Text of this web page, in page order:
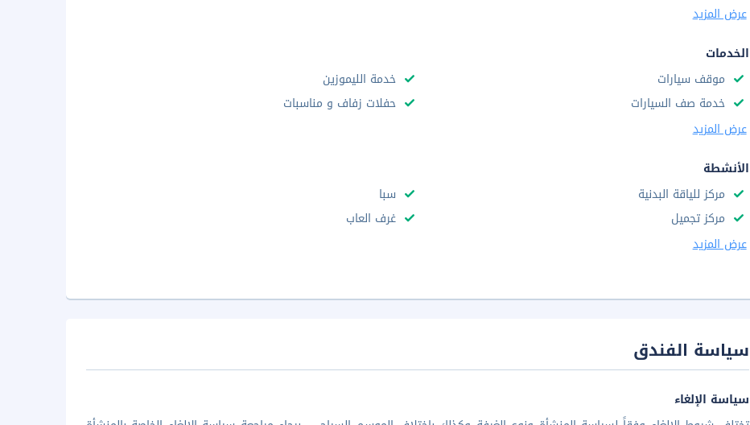
عرض المزيد
الخدمات
موقف سيارات
خدمة الليموزين
خدمة صف السيارات
حفلات زفاف و مناسبات
عرض المزيد
الأنشطة
مركز للياقة البدنية
سبا
مركز تجميل
غرف العاب
عرض المزيد
سياسة الفندق
سياسة الإلغاء